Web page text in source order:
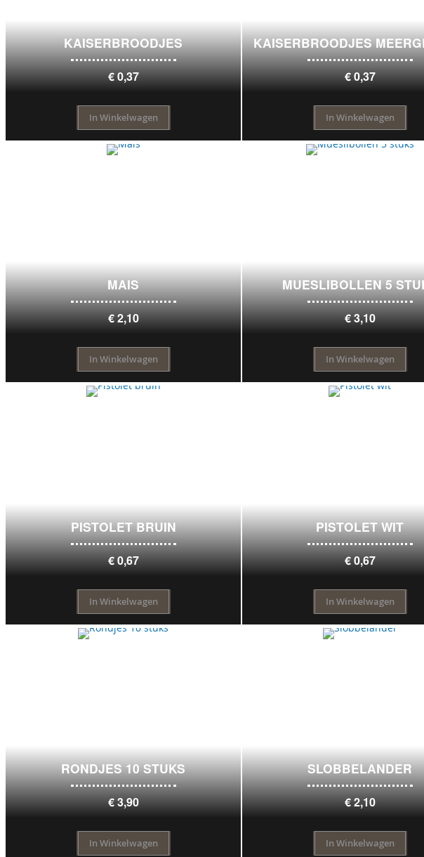
KAISERBROODJES
€ 0,37
In Winkelwagen
KAISERBROODJES
€ 0,37
In Winkelwagen
MAIS
€ 2,10
In Winkelwagen
MUESLIBOLLEN 5
€ 3,10
In Winkelwagen
PISTOLET BRUIN
€ 0,67
In Winkelwagen
PISTOLET WIT
€ 0,67
In Winkelwagen
RONDJES 10 STUKS
€ 3,90
In Winkelwagen
SLOBBELANDER
€ 2,10
In Winkelwagen